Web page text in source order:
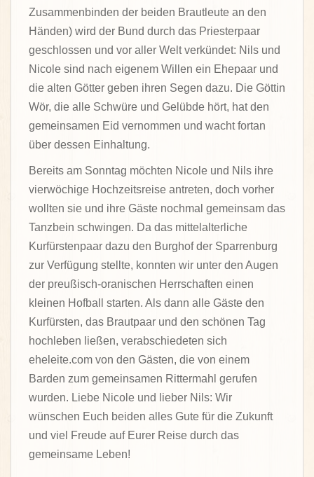
Zusammenbinden der beiden Brautleute an den
Händen) wird der Bund durch das Priesterpaar
geschlossen und vor aller Welt verkündet: Nils und
Nicole sind nach eigenem Willen ein Ehepaar und
die alten Götter geben ihren Segen dazu. Die Göttin
Wör, die alle Schwüre und Gelübde hört, hat den
gemeinsamen Eid vernommen und wacht fortan
über dessen Einhaltung.
Bereits am Sonntag möchten Nicole und Nils ihre
vierwöchige Hochzeitsreise antreten, doch vorher
wollten sie und ihre Gäste nochmal gemeinsam das
Tanzbein schwingen. Da das mittelalterliche
Kurfürstenpaar dazu den Burghof der Sparrenburg
zur Verfügung stellte, konnten wir unter den Augen
der preußisch-oranischen Herrschaften einen
kleinen Hofball starten. Als dann alle Gäste den
Kurfürsten, das Brautpaar und den schönen Tag
hochleben ließen, verabschiedeten sich
eheleite.com von den Gästen, die von einem
Barden zum gemeinsamen Rittermahl gerufen
wurden. Liebe Nicole und lieber Nils: Wir
wünschen Euch beiden alles Gute für die Zukunft
und viel Freude auf Eurer Reise durch das
gemeinsame Leben!